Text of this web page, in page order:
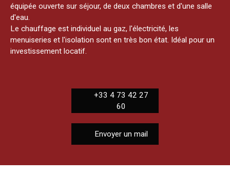
équipée ouverte sur séjour, de deux chambres et d'une salle
d'eau.
Le chauffage est individuel au gaz, l'électricité, les
menuiseries et l'isolation sont en très bon état. Idéal pour un
investissement locatif.
+33 4 73 42 27
60
Envoyer un mail